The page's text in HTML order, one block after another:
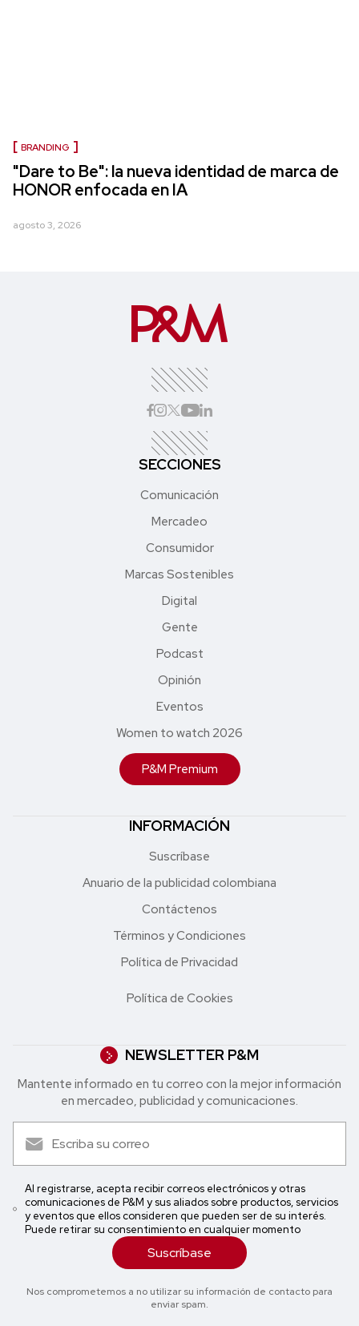
BRANDING
"Dare to Be": la nueva identidad de marca de
HONOR enfocada en IA
agosto 3, 2026
SECCIONES
Comunicación
Mercadeo
Consumidor
Marcas Sostenibles
Digital
Gente
Podcast
Opinión
Eventos
Women to watch 2026
P&M Premium
INFORMACIÓN
Suscríbase
Anuario de la publicidad colombiana
Contáctenos
Términos y Condiciones
Política de Privacidad
Política de Cookies
NEWSLETTER P&M
Mantente informado en tu correo con la mejor in formación
en mercadeo, publicidad y comunicaciones.
Al registrarse, acepta recibir correos electrónicos y otras
comunicaciones de P&M y sus aliados sobre productos, servicios
y eventos que ellos consideren que pueden ser de su interés.
Puede retirar su consentimiento en cualquier momento
Suscríbase
Nos comprometemos a no utilizar su información de contacto para
enviar spam.